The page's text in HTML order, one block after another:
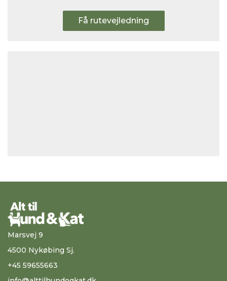
Få rutevejledning
Marsvej 9
4500 Nykøbing Sj.
+45 59655663